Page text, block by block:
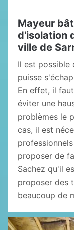
Mayeur
d'isolation
ville de
Il est possible
puisse
En effet, il
éviter une
problèmes le
cas, il est
proposer de
Sachez qu'il
proposer des
beaucoup de